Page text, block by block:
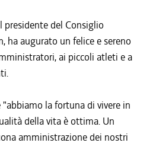
presidente del Consiglio
ha augurato un felice e sereno
ai piccoli atleti e a
la fortuna di vivere in
della vita è ottima. Un
amministrazione dei nostri